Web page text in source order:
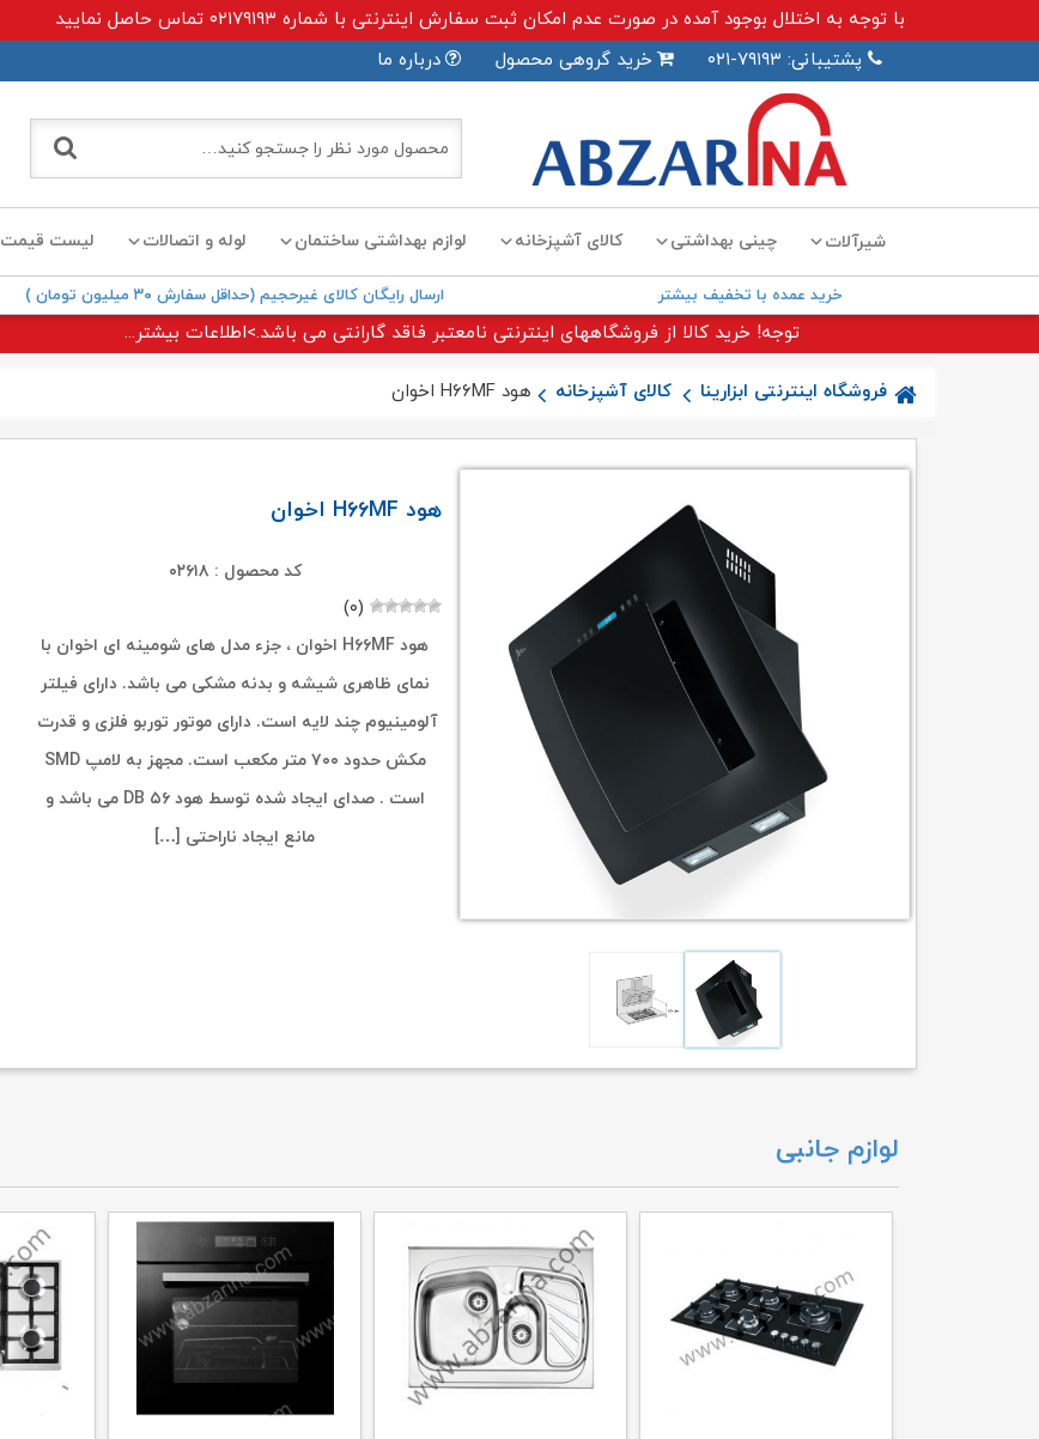
با توجه به اختلال بوجود آمده در صورت عدم امکان ثبت سفارش اینترنتی با شماره ۰۲۱۷۹۱۹۳ تماس حاصل نمایید
پشتیبانی: ۷۹۱۹۳-۰۲۱
خرید گروهی محصول درباره ما
شیرآلات چینی بهداشتی کالای آشپزخانه لوازم بهداشتی ساختمان لوله و اتصالات لیست قیمت
خرید عمده با تخفیف بیشتر ارسال رایگان کالای غیرحجیم (حداقل سفارش ۳۰ میلیون تومان )
توجه! خرید کالا از فروشگاههای اینترنتی نامعتبر فاقد گارانتی می باشد.>اطلاعات بیشتر...
فروشگاه اینترنتی ابزارینا کالای آشپزخانه هود H۶۶MF اخوان
هود H۶۶MF اخوان
کد محصول : ۰۲۶۱۸
(۰)
هود H۶۶MF اخوان ، جزء مدل های شومینه ای اخوان با
نمای ظاهری شیشه و بدنه مشکی می باشد. دارای فیلتر
آلومینیوم چند لایه است. دارای موتور توربو فلزی و قدرت
مکش حدود ۷۰۰ متر مکعب است. مجهز به لامپ SMD
است . صدای ایجاد شده توسط هود ۵۶ DB می باشد و
مانع ایجاد ناراحتی […]
لوازم جانبی